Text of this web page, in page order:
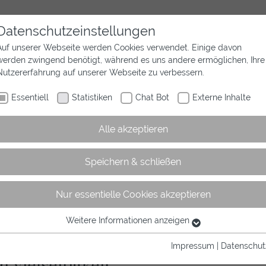
Aktuelles Wir sind Westfalen
unserer Webseite werden Cookies verwendet. Einige davon
zwingend benötigt, während es uns andere ermöglichen, Ihre
auf unserer Webseite zu verbessern.
Essentiell Statistiken Chat Bot Externe Inhalte
Alle akzeptieren
Speichern & schließen
Nur essentielle Cookies akzeptieren
Essentielle Cookies werden für grundlegende Funktionen der
Weitere Informationen anzeigen
Impressum